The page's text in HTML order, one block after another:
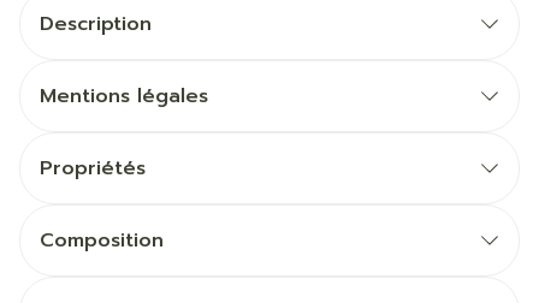
Description
Mentions légales
Propriétés
Composition